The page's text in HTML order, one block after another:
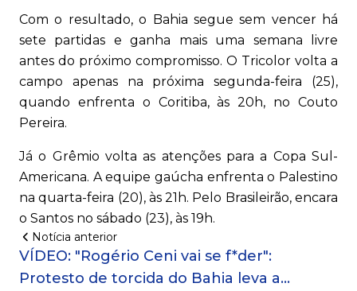
Com o resultado, o Bahia segue sem vencer há
sete partidas e ganha mais uma semana livre
antes do próximo compromisso. O Tricolor volta a
campo apenas na próxima segunda-feira (25),
quando enfrenta o Coritiba, às 20h, no Couto
Pereira.
Já o Grêmio volta as atenções para a Copa Sul-
Americana. A equipe gaúcha enfrenta o Palestino
na quarta-feira (20), às 21h. Pelo Brasileirão, encara
o Santos no sábado (23), às 19h.
Notícia anterior
VÍDEO: "Rogério Ceni vai se f*der":
Protesto de torcida do Bahia leva a